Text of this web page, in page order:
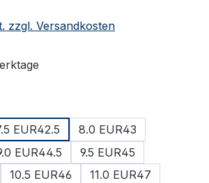
zzgl. Versandkosten
EUR42.5
8.0 EUR43
EUR44.5
9.5 EUR45
10.5 EUR46
11.0 EUR47